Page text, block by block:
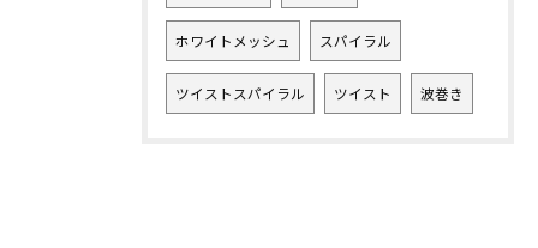
ホワイトメッシュ スパイラル
ツイストスパイラル ツイスト 波巻き